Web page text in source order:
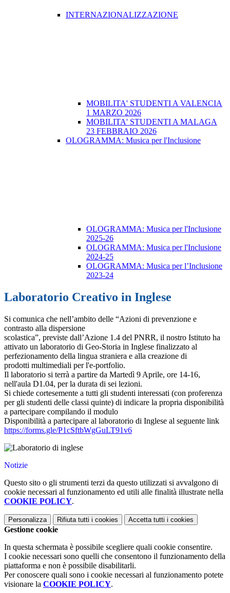
INTERNAZIONALIZZAZIONE
MOBILITA' STUDENTI A VALENCIA
1 MARZO 2026
MOBILITA' STUDENTI A MALAGA
23 FEBBRAIO 2026
OLOGRAMMA: Musica per l'Inclusione
OLOGRAMMA: Musica per l'Inclusione
2025-26
OLOGRAMMA: Musica per l'Inclusione
2024-25
OLOGRAMMA: Musica per l’Inclusione
2023-24
Laboratorio Creativo in Inglese
Si comunica che nell’ambito delle “Azioni di prevenzione e
contrasto alla dispersione
scolastica”, previste dall’Azione 1.4 del PNRR, il nostro Istituto ha
attivato un laboratorio di Geo-Storia in Inglese finalizzato al
perfezionamento della lingua straniera e alla creazione di
prodotti multimediali per l'e-portfolio.
Il laboratorio si terrà a partire da Martedì 9 Aprile, ore 14-16,
nell'aula D1.04, per la durata di sei lezioni.
Si chiede cortesemente a tutti gli studenti interessati (con proferenza
per gli studenti delle classi quinte) di indicare la propria disponibilità
a partecipare compilando il modulo
Disponibilità a partecipare al laboratorio di Inglese al seguente link
https://forms.gle/P1cSftbWgGuLT91v6
Notizie
Questo sito o gli strumenti terzi da questo utilizzati si avvalgono di
cookie necessari al funzionamento ed utili alle finalità illustrate nella
COOKIE POLICY.
Personalizza Rifiuta tutti i cookies Accetta tutti i cookies
Gestione cookie
In questa schermata è possibile scegliere quali cookie consentire.
I cookie necessari sono quelli che consentono il funzionamento della
piattaforma e non è possibile disabilitarli.
Per conoscere quali sono i cookie necessari al funzionamento potete
visionare la COOKIE POLICY.